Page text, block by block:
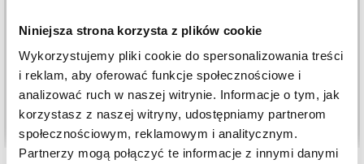
Niniejsza strona korzysta z plików cookie
Wykorzystujemy pliki cookie do spersonalizowania treści
i reklam, aby oferować funkcje społecznościowe i
analizować ruch w naszej witrynie. Informacje o tym, jak
korzystasz z naszej witryny, udostępniamy partnerom
społecznościowym, reklamowym i analitycznym.
Partnerzy mogą połączyć te informacje z innymi danymi
3,15 zł 5,30 zł
Okazja 31/08/2026
Dodaj do koszyka
CM
27,45 zł
Dodaj do koszyka